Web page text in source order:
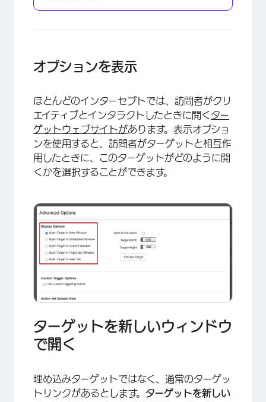
オプションを表示
ほとんどのインターセプトでは、訪問者がクリ
エイティブとインタラクトしたときに開く ター
ゲットウェブサイトがあります。表示オプショ
ンを使用すると、訪問者がターゲットと相互作
用したときに、このターゲットがどのように開
くかを選択することができます。
ターゲットを新しいウィンドウ
で開く
埋め込みターゲットではなく、通常のターゲッ
トリンクがあるとします。 ターゲットを新しい